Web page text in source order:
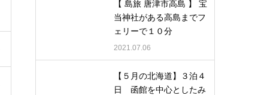
【 島旅 唐津市高島 】 宝
当神社がある高島までフ
ェリーで１０分
2021.07.06
【５月の北海道】３泊４
日 函館を中心としたみ